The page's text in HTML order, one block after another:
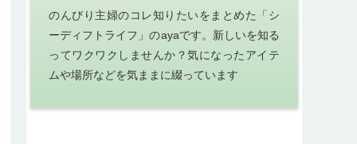
のんびり主婦のコレ知りたいをまとめた「シ
ーディフトライフ」のayaです。新しいを知る
ってワクワクしませんか？気になったアイテ
ムや場所などを気ままに綴っています